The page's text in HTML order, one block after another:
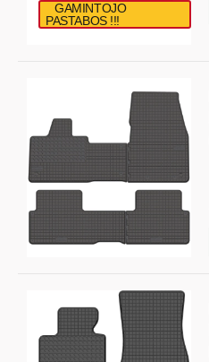
GAMINTOJO
PASTABOS !!!